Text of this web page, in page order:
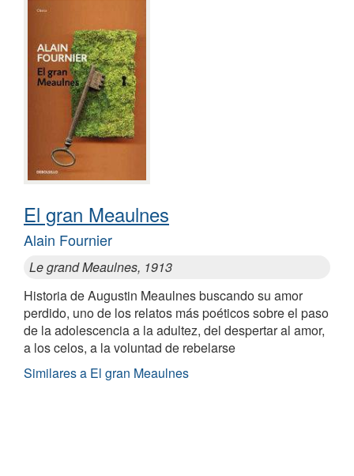
El gran Meaulnes
Alain Fournier
Le grand Meaulnes, 1913
Historia de Augustin Meaulnes buscando su amor
perdido, uno de los relatos más poéticos sobre el paso
de la adolescencia a la adultez, del despertar al amor,
a los celos, a la voluntad de rebelarse
Similares a El gran Meaulnes